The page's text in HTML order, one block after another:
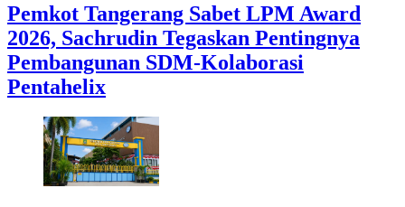
Pemkot Tangerang Sabet LPM Award
2026, Sachrudin Tegaskan Pentingnya
Pembangunan SDM-Kolaborasi
Pentahelix